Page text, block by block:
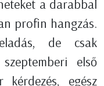
a darabbal
profin hangzás.
de csak
első
egész